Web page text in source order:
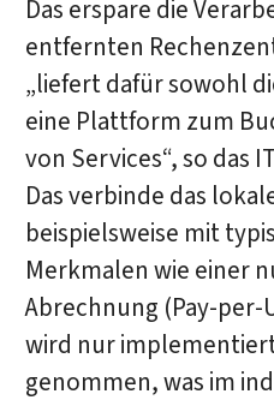
Das erspare die
entfernten
„liefert dafür sowohl
eine Plattform zum
von Services“, so das
Das verbinde das
beispielsweise mit
Merkmalen wie einer
Abrechnung (Pay-per-
wird nur
genommen, was im